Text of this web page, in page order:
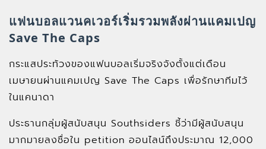
แฟนบอลแวนคเวอร์เริ่มรวมพลังผ่านแคมเปญ
Save The Caps
กระแสประท้วงของแฟนบอลเริ่มจริงจังตั้งแต่เดือน
เมษายนผ่านแคมเปญ Save The Caps เพื่อรักษาทีมไว้
ในแคนาดา
ประธานกลุ่มผู้สนับสนุน Southsiders ชี้ว่ามีผู้สนับสนุน
มากมายลงชื่อใน petition ออนไลน์ถึงประมาณ 12,000